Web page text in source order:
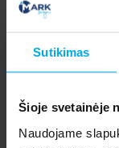
Sutikimas
Šioje svetainėje
Naudojame
Pridėti